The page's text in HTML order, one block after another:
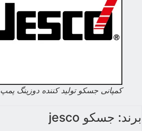
کمپانی جسکو تولید کننده دوزینگ پمپ
برند: جسکو jesco